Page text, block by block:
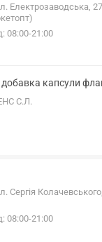
Електрозаводська,
08:00-21:00
капсули
С.Л.
Сергія
08:00-21:00